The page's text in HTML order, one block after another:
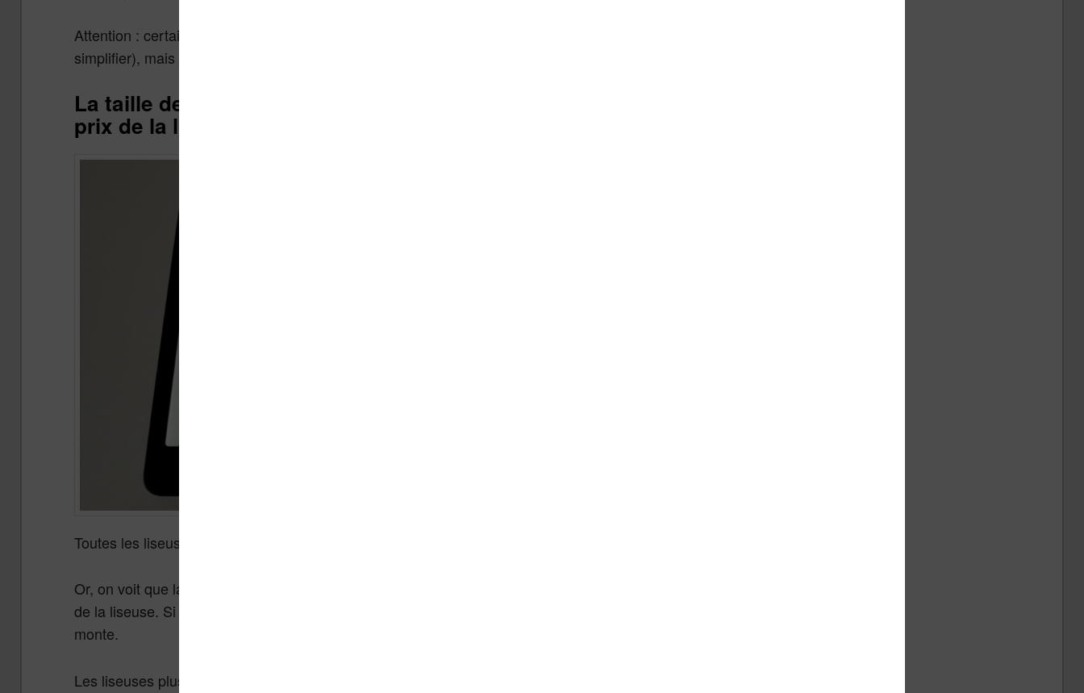
Attention : certains modèles plus chers ont une définition plus élevée (plus de pixels pour
simplifier), mais ça reste subtil sur les liseuses qui ont une diagonale de 6 pouces.
La taille de l’écran et la couleur : une grosse influence sur le
prix de la liseuse
Toutes les liseuses dont la diagonale est supérieure à 6 pouces ont un écran à haute définition.
Or, on voit que la taille des écrans à encre électronique a une grosse influence sur le prix de vente
de la liseuse. Si on ajoute à cela que certains écrans affichent des couleurs, alors la facture
monte.
Les liseuses plus chères ont donc généralement un écran plus grand, d’au moins 7 pouces.